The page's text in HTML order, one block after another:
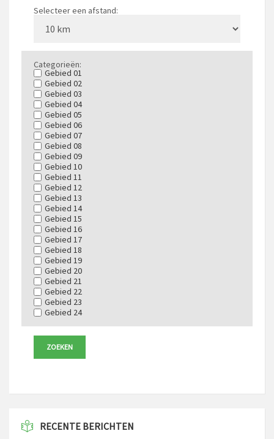
Selecteer een afstand:
Categorieën:
Gebied 01
Gebied 02
Gebied 03
Gebied 04
Gebied 05
Gebied 06
Gebied 07
Gebied 08
Gebied 09
Gebied 10
Gebied 11
Gebied 12
Gebied 13
Gebied 14
Gebied 15
Gebied 16
Gebied 17
Gebied 18
Gebied 19
Gebied 20
Gebied 21
Gebied 22
Gebied 23
Gebied 24
RECENTE BERICHTEN